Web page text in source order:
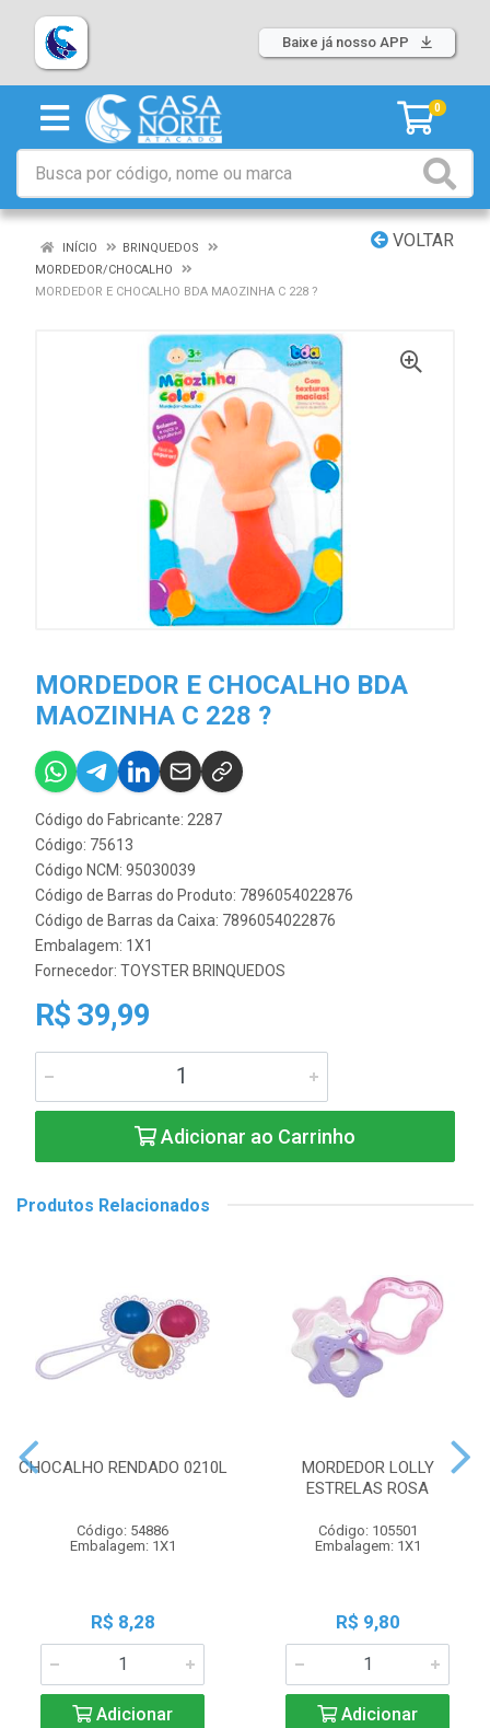
Baixe já nosso APP
0
VOLTAR
INÍCIO
BRINQUEDOS
MORDEDOR/CHOCALHO
MORDEDOR E CHOCALHO BDA MAOZINHA C 228 ?
MORDEDOR E CHOCALHO BDA
MAOZINHA C 228 ?
Código do Fabricante: 2287
Código: 75613
Código NCM: 95030039
Código de Barras do Produto: 7896054022876
Código de Barras da Caixa: 7896054022876
Embalagem: 1X1
Fornecedor: TOYSTER BRINQUEDOS
R$ 39,99
Adicionar ao Carrinho
Produtos Relacionados
CHOCALHO RENDADO 0210L
Código: 54886
Embalagem: 1X1
R$ 8,28
Adicionar
MORDEDOR LOLLY
ESTRELAS ROSA
Código: 105501
Embalagem: 1X1
R$ 9,80
Adicionar